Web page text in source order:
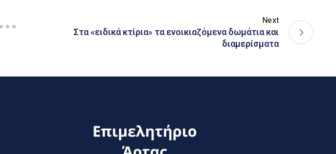
Next
Στα «ειδικά κτίρια» τα ενοικιαζόμενα δωμάτια και
διαμερίσματα